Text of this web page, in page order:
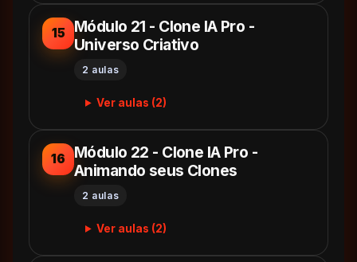
15
Módulo 21 - Clone IA Pro -
Universo Criativo
2 aulas
Ver aulas (2)
16
Módulo 22 - Clone IA Pro -
Animando seus Clones
2 aulas
Ver aulas (2)